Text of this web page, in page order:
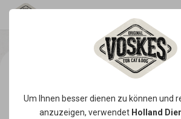
Um Ihnen besser dienen zu können und
anzuzeigen, verwendet Holland